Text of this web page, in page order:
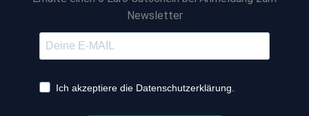
Newsletter
Ich akzeptiere die Datenschutzerklärung.